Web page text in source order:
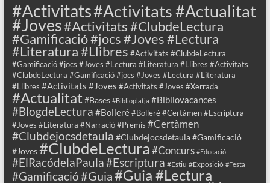
#Activitats#Activitats #Actualitat
#Joves#Activitats #ClubdeLectura
#Gamificació #jocs #Joves #Lectura
#Literatura #Llibres #Activitats #ClubdeLectura
#Gamificació #jocs #Joves #Lectura #Literatura #Llibres #Activitats
#ClubdeLectura #Gamificació #jocs #Joves #Lectura #Literatura
#Llibres #Activitats #Joves #Activitats #Joves #Xerrada
#Actualitat #Bases #Biblioplatja #Bibliovacances
#BlogdeLectura #Bolleré #Bolleré #Certàmen #Escriptura
#Joves #Literatura #Narració #Premis #Certàmen
#Clubdejocsdetaula #Clubdejocsdetaula #Gamificació
#Joves#ClubdeLectura#Concurs #Educació
#ElRacódelaPaula#Escriptura #Estiu #Exposició #Festa
#Gamificació#Guia#Guia #Lectura